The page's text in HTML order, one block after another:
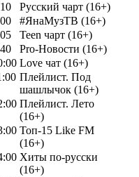
Русский чарт (16+)
#ЯнаМузТВ (16+)
Teen чарт (16+)
Pro-Новости (16+)
Love чат (16+)
Плейлист. Под
шашлычок (16+)
Плейлист. Лето
(16+)
Топ-15 Like FM
(16+)
Хиты по-русски
(16+)